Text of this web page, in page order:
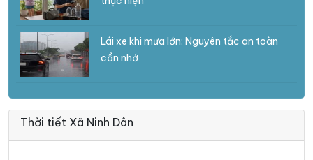
Lái xe khi mưa lớn: Nguyên tắc an toàn
cần nhớ
Thời tiết Xã Ninh Dân